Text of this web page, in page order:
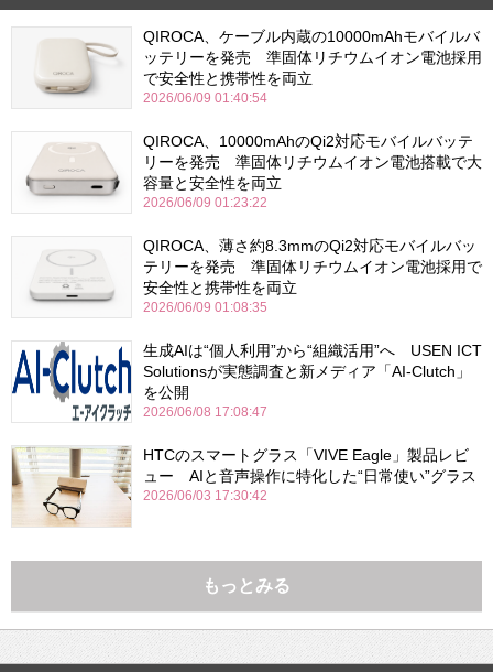
QIROCA、ケーブル内蔵の10000mAhモバイルバ
ッテリーを発売 準固体リチウムイオン電池採用
で安全性と携帯性を両立
2026/06/09 01:40:54
QIROCA、10000mAhのQi2対応モバイルバッテ
リーを発売 準固体リチウムイオン電池搭載で大
容量と安全性を両立
2026/06/09 01:23:22
QIROCA、薄さ約8.3mmのQi2対応モバイルバッ
テリーを発売 準固体リチウムイオン電池採用で
安全性と携帯性を両立
2026/06/09 01:08:35
生成AIは“個人利用”から“組織活用”へ USEN ICT
Solutionsが実態調査と新メディア「AI-Clutch」
を公開
2026/06/08 17:08:47
HTCのスマートグラス「VIVE Eagle」製品レビ
ュー AIと音声操作に特化した“日常使い”グラス
2026/06/03 17:30:42
もっとみる